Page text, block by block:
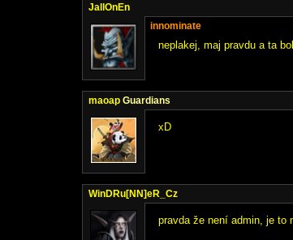
JallOnEn
innominate
neplakej, maj pravdu a ta
maoap Guardians
xD
WinDRu[NN]eR_Cz
pravda že není admin, je to